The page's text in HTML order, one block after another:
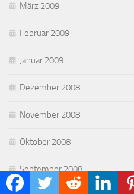
März 2009
Februar 2009
Januar 2009
Dezember 2008
November 2008
Oktober 2008
September 2008